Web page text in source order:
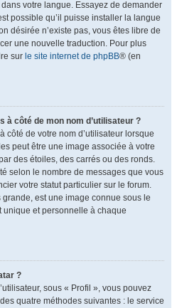
votre langue. Essayez de demander
possible qu’il puisse installer la langue
désirée n’existe pas, vous êtes libre de
une nouvelle traduction. Pour plus
sur le site internet de phpBB® (en
à côté de mon nom d’utilisateur ?
côté de votre nom d’utilisateur lorsque
peut être une image associée à votre
des étoiles, des carrés ou des ronds.
selon le nombre de messages que vous
votre statut particulier sur le forum.
grande, est une image connue sous le
unique et personnelle à chaque
?
sous « Profil », vous pouvez
quatre méthodes suivantes : le service